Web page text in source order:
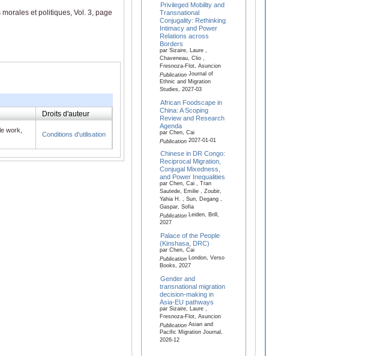
et politiques, Vol. 3, page
Droits d'auteur
work,
Conditions d'utilisation
Privileged Mobility and
Transnational
Conjugality: Rethinking
Intimacy and Power
Relations across
Borders
par Sizaire, Laure ,
Chaveneau, Clio ,
Fresnoza-Flot, Asuncion
PublicationJournal of
Ethnic and Migration
Studies, 2027-03
African Foodscape in
China: A Scoping
Review and Research
Agenda
par Chen, Cai
Publication2027-01-01
Chinese in DR Congo:
Reciprocal Migration,
Conjugal Mixedness,
and Power Inequalities
par Chen, Cai , Tran
Sautede, Emilie , Zoubir,
Yahia H. , Sun, Degang ,
Gaspar, Sofia
PublicationLeiden, Brill,
2027
Palace of the People
(Kinshasa, DRC)
par Chen, Cai
PublicationLondon, Verso
Books, 2027
Gender and
transnational migration
decision-making in
Asia-EU pathways
par Sizaire, Laure ,
Fresnoza-Flot, Asuncion
PublicationAsian and
Pacific Migration Journal,
2026-12